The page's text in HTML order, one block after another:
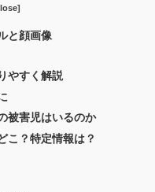
と顔画像
やすく解説
被害児はいるのか
こ？特定情報は？